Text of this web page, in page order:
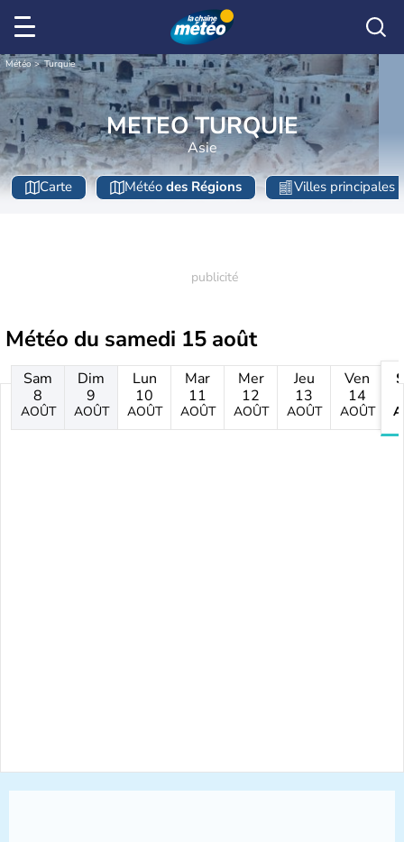
Météo Turquie
METEO TURQUIE
Asie
Carte Météo des Régions Villes principales
Météo du samedi 15 août
Sam
8
AOÛT
Dim
9
AOÛT
Lun
10
AOÛT
Mar
11
AOÛT
Mer
12
AOÛT
Jeu
13
AOÛT
Ven
14
AOÛT